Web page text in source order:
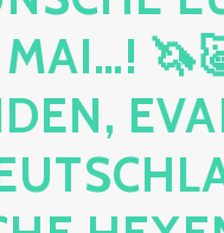
MAI…!